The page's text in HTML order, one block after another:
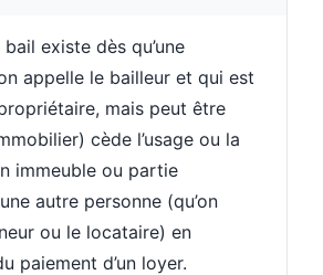
existe dès qu’une
appelle le bailleur et qui est
mais peut être
cède l’usage ou la
immeuble ou partie
autre personne (qu’on
ou le locataire) en
paiement d’un loyer.